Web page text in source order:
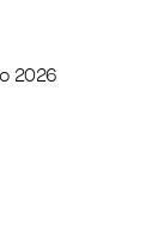
2026